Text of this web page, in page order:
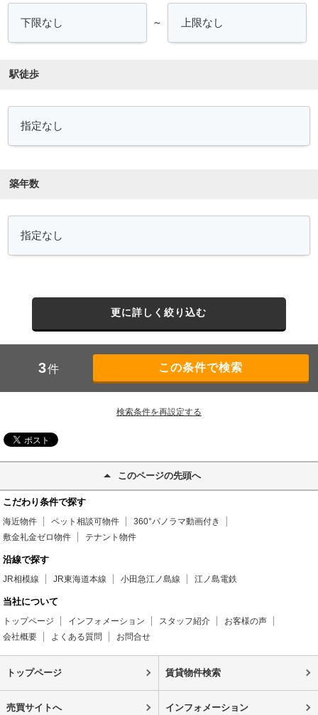
～
駅徒歩
築年数
更に詳しく絞り込む
3件
検索条件を再設定する
このページの先頭へ
こだわり条件で探す
海近物件 ペット相談可物件
360°パノラマ動画付き
敷金礼金ゼロ物件
テナント物件
沿線で探す
JR相模線 JR東海道本線 小田急江ノ島線 江ノ島電鉄
当社について
トップページ インフォメーション スタッフ紹介
お客様の声
会社概要
よくある質問 お問合せ
トップページ 賃貸物件検索
売買サイトへ インフォメーション